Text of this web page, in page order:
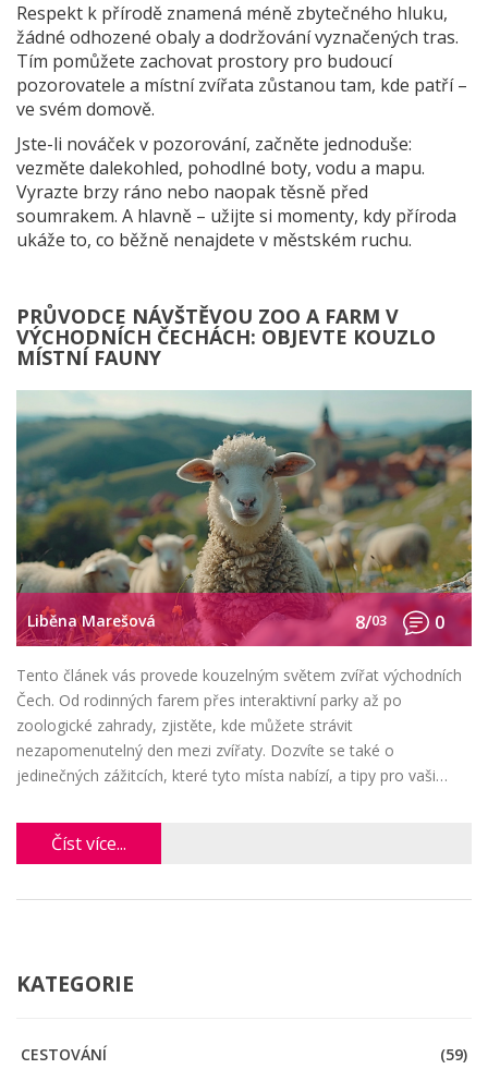
Respekt k přírodě znamená méně zbytečného hluku,
žádné odhozené obaly a dodržování vyznačených tras.
Tím pomůžete zachovat prostory pro budoucí
pozorovatele a místní zvířata zůstanou tam, kde patří –
ve svém domově.
Jste-li nováček v pozorování, začněte jednoduše:
vezměte dalekohled, pohodlné boty, vodu a mapu.
Vyrazte brzy ráno nebo naopak těsně před
soumrakem. A hlavně – užijte si momenty, kdy příroda
ukáže to, co běžně nenajdete v městském ruchu.
PRŮVODCE NÁVŠTĚVOU ZOO A FARM V
VÝCHODNÍCH ČECHÁCH: OBJEVTE KOUZLO
MÍSTNÍ FAUNY
Liběna Marešová 8/03 0
Tento článek vás provede kouzelným světem zvířat východních
Čech. Od rodinných farem přes interaktivní parky až po
zoologické zahrady, zjistěte, kde můžete strávit
nezapomenutelný den mezi zvířaty. Dozvíte se také o
jedinečných zážitcích, které tyto místa nabízí, a tipy pro vaši
Číst více...
KATEGORIE
CESTOVÁNÍ
(59)